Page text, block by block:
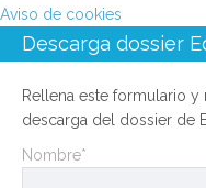
Aviso de cookies
Descarga dossier
Rellena este formulario
descarga del dossier de
Nombre*